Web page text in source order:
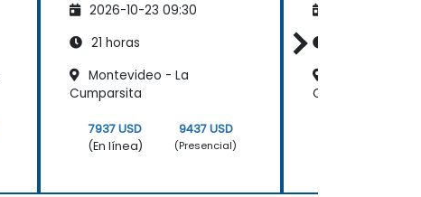
2026-10-23 09:30
21 horas
Montevideo - La
Cumparsita
7937 USD
(En línea)
9437 USD
(Presencial)
Center III